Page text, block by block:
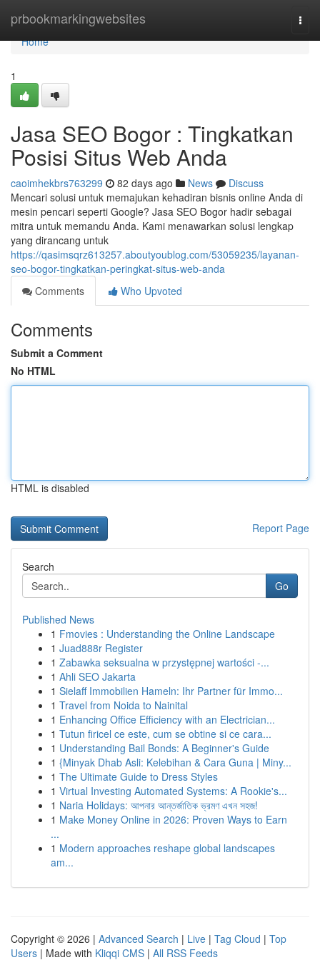
prbookmarkingwebsites
Home
Home
1
Jasa SEO Bogor : Tingkatkan
Posisi Situs Web Anda
caoimhekbrs763299 82 days ago News
Discuss
Mencari solusi untuk memajukan kehadiran bisnis online Anda di
mesin pencari seperti Google? Jasa SEO Bogor hadir sebagai
mitra untuk memandu Anda. Kami menawarkan solusi lengkap
yang dirancang untuk
https://qasimsqrz613257.aboutyoublog.com/53059235/layanan-
seo-bogor-tingkatkan-peringkat-situs-web-anda
Comments
Who Upvoted
Comments
Submit a Comment
No HTML
HTML is disabled
Report Page
Search
Go
Published News
1 Fmovies : Understanding the Online Landscape
1 Juad888r Register
1 Zabawka seksualna w przystępnej wartości -...
1 Ahli SEO Jakarta
1 Sielaff Immobilien Hameln: Ihr Partner für Immo...
1 Travel from Noida to Nainital
1 Enhancing Office Efficiency with an Electrician...
1 Tutun firicel ce este, cum se obtine si ce cara...
1 Understanding Bail Bonds: A Beginner's Guide
1 {Minyak Dhab Asli: Kelebihan & Cara Guna | Miny...
1 The Ultimate Guide to Dress Styles
1 Virtual Investing Automated Systems: A Rookie's...
1 Naria Holidays: আপনার আন্তর্জাতিক ভ্রমণ এখন সহজ!
1 Make Money Online in 2026: Proven Ways to Earn
...
1 Modern approaches reshape global landscapes
am...
Copyright © 2026 | Advanced Search | Live | Tag Cloud | Top
Users | Made with Kliqqi CMS | All RSS Feeds